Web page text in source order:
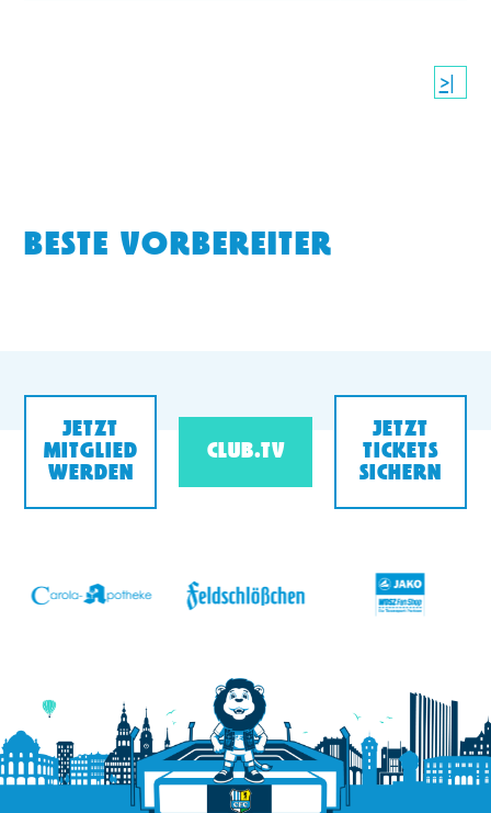
>|
BESTE VORBEREITER
JETZT
MITGLIED
WERDEN
CLUB.TV
JETZT
TICKETS
SICHERN